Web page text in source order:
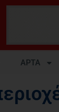
ΑΡΤΑ